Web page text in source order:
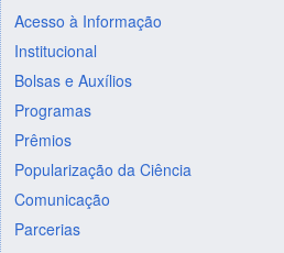
Acesso à Informação
Institucional
Bolsas e Auxílios
Programas
Prêmios
Popularização da Ciência
Comunicação
Parcerias